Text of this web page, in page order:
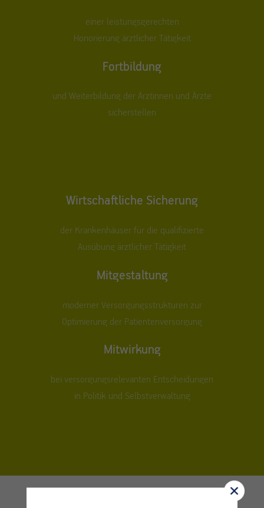
einer leistungsgerechten
Honorierung ärztlicher Tätigkeit
Fortbildung
und Weiterbildung der Ärztinnen und Ärzte
sicherstellen
Wirtschaftliche Sicherung
der Krankenhäuser für die qualifizierte
Ausübung ärztlicher Tätigkeit
Mitgestaltung
moderner Versorgungsstrukturen zur
Optimierung der Patientenversorgung
Mitwirkung
bei versorgungsrelevanten Entscheidungen
in Politik und Selbstverwaltung